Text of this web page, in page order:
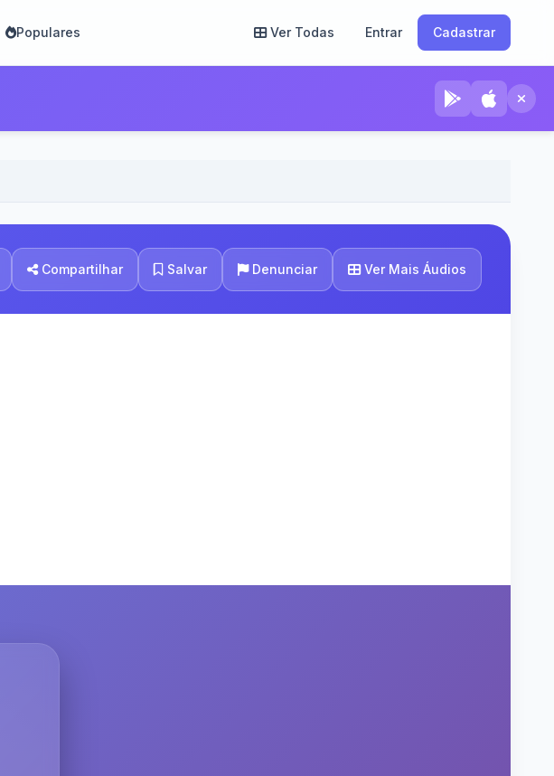
Populares Ver Todas Entrar Cadastrar
Compartilhar Salvar Denunciar Ver Mais Áudios